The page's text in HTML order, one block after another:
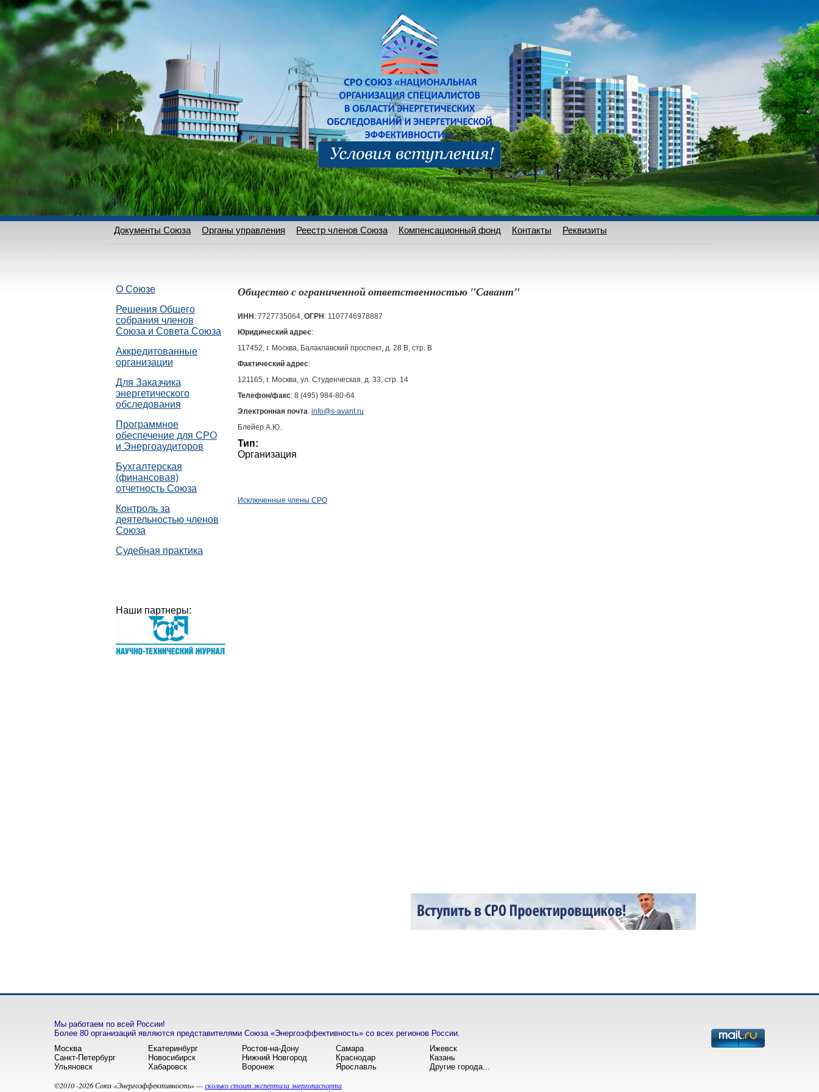
Документы Союза Органы управления Реестр членов Союза Компенсационный фонд Контакты Реквизиты
О Союзе
Решения Общего
собрания членов
Союза и Совета Союза
Аккредитованные
организации
Для Заказчика
энергетического
обследования
Программное
обеспечение для СРО
и Энергоаудиторов
Бухгалтерская
(финансовая)
отчетность Союза
Контроль за
деятельностью членов
Союза
Судебная практика
Наши партнеры:
Общество с ограниченной ответственностью "Савант"
ИНН : 7727735064, ОГРН : 1107746978887
Юридический адрес:
117452, г. Москва, Балаклавский проспект, д. 28 В, стр. В
Фактический адрес:
121165, г. Москва, ул. Студенческая, д. 33, стр. 14
Телефон/факс: 8 (495) 984-80-64
Электронная почта: info@s-avant.ru
Блейер А.Ю.
Тип:
Организация
Исключенные члены СРО
Мы работаем по всей России!
Более 80 организаций являются представителями Союза «Энергоэффективность» со всех регионов России.
Москва
Екатеринбург Ростов-на-Дону Самара
Ижевск
Санкт-Петербург
Новосибирск Нижний Новгород Краснодар
Казань
Ульяновск
Хабаровск Воронеж Ярославль Другие города...
©2010 -2026 Союз «Энергоэффективность» —сколько стоит экспертиза энергопаспорта